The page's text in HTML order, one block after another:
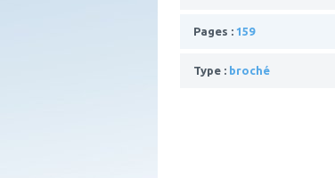
Pages : 159
Type : broché